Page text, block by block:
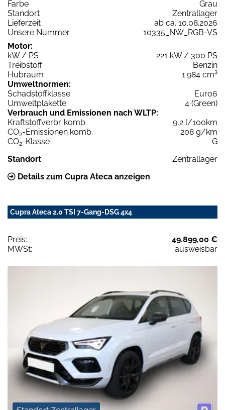
Farbe
Grau
Standort
Zentrallager
Lieferzeit
ab ca. 10.08.2026
Unsere Nummer
10335_NW_RGB-VS
Motor:
kW / PS
221 kW / 300 PS
Treibstoff
Benzin
Hubraum
1.984 cm³
Umweltnormen:
Schadstoffklasse
Euro6
Umweltplakette
4 (Green)
Verbrauch und Emissionen nach WLTP:
Kraftstoffverbr. komb.
9,2 l/100km
CO2-Emissionen komb.
208 g/km
CO2-Klasse
G
Standort
Zentrallager
Details zum Cupra Ateca anzeigen
Cupra Ateca 2.0 TSI 7-Gang-DSG 4x4
Preis:
49.899,00 €
MWSt:
ausweisbar